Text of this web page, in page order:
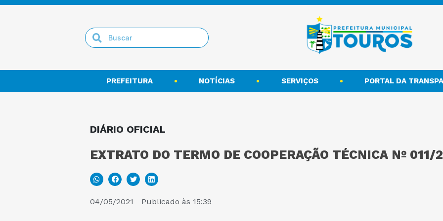
PREFEITURA NOTÍCIAS SERVIÇOS PORTAL DA
DIÁRIO OFICIAL
EXTRATO DO TERMO DE COOPERAÇÃO TÉCNICA Nº 011/
04/05/2021 Publicado às 15:39